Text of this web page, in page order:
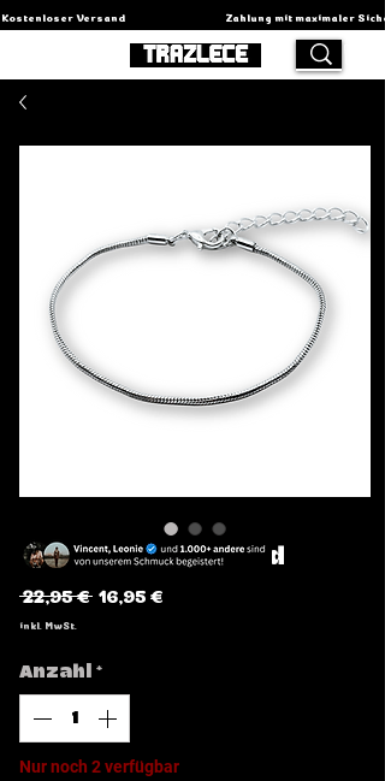
Kostenloser Versand                                          Zahlung mit maximaler
Thin Snake Armband
22,95 € Standardpreis
16,95 €Sale-
inkl. MwSt.
Anzahl *
Nur noch 2 verfügbar